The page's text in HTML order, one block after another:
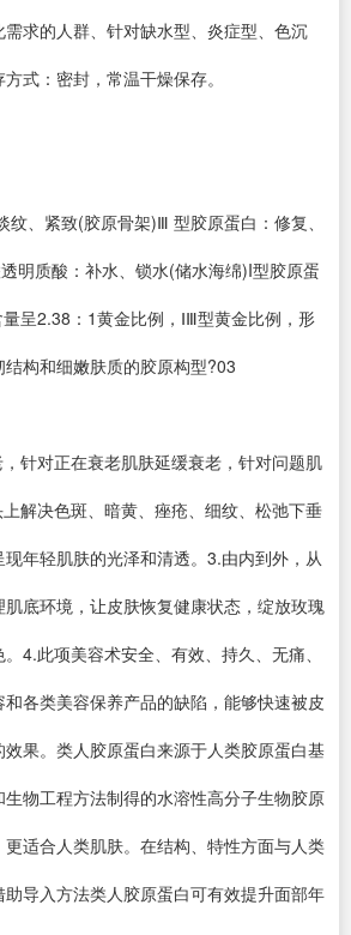
求的人群、针对缺水型、炎症型、色沉
式：密封，常温干燥保存。
纹、紧致(胶原骨架)Ⅲ 型胶原蛋白：修复、
明质酸：补水、锁水(储水海绵)I型胶原蛋
呈2.38：1黄金比例，ⅠⅢ型黄金比例，形
构和细嫩肤质的胶原构型?03
针对正在衰老肌肤延缓衰老，针对问题肌
解决色斑、暗黄、痤疮、细纹、松弛下垂
年轻肌肤的光泽和清透。3.由内到外，从
底环境，让皮肤恢复健康状态，绽放玫瑰
4.此项美容术安全、有效、持久、无痛、
各类美容保养产品的缺陷，能够快速被皮
果。类人胶原蛋白来源于人类胶原蛋白基
物工程方法制得的水溶性高分子生物胶原
适合人类肌肤。在结构、特性方面与人类
导入方法类人胶原蛋白可有效提升面部年